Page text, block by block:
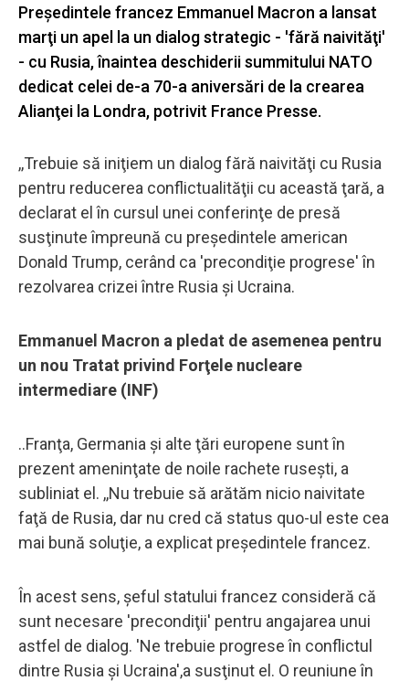
Preşedintele francez Emmanuel Macron a lansat
marţi un apel la un dialog strategic - 'fără naivităţi'
- cu Rusia, înaintea deschiderii summitului NATO
dedicat celei de-a 70-a aniversări de la crearea
Alianţei la Londra, potrivit France Presse.
,,Trebuie să iniţiem un dialog fără naivităţi cu Rusia
pentru reducerea conflictualităţii cu această ţară, a
declarat el în cursul unei conferinţe de presă
susţinute împreună cu preşedintele american
Donald Trump, cerând ca 'precondiţie progrese' în
rezolvarea crizei între Rusia şi Ucraina.
Emmanuel Macron a pledat de asemenea pentru
un nou Tratat privind Forţele nucleare
intermediare (INF)
..Franţa, Germania şi alte ţări europene sunt în
prezent ameninţate de noile rachete ruseşti, a
subliniat el. ,,Nu trebuie să arătăm nicio naivitate
faţă de Rusia, dar nu cred că status quo-ul este cea
mai bună soluţie, a explicat preşedintele francez.
În acest sens, şeful statului francez consideră că
sunt necesare 'precondiţii' pentru angajarea unui
astfel de dialog. 'Ne trebuie progrese în conflictul
dintre Rusia şi Ucraina',a susţinut el. O reuniune în